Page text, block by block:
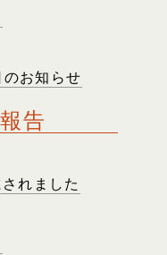
お知らせ
告
れました